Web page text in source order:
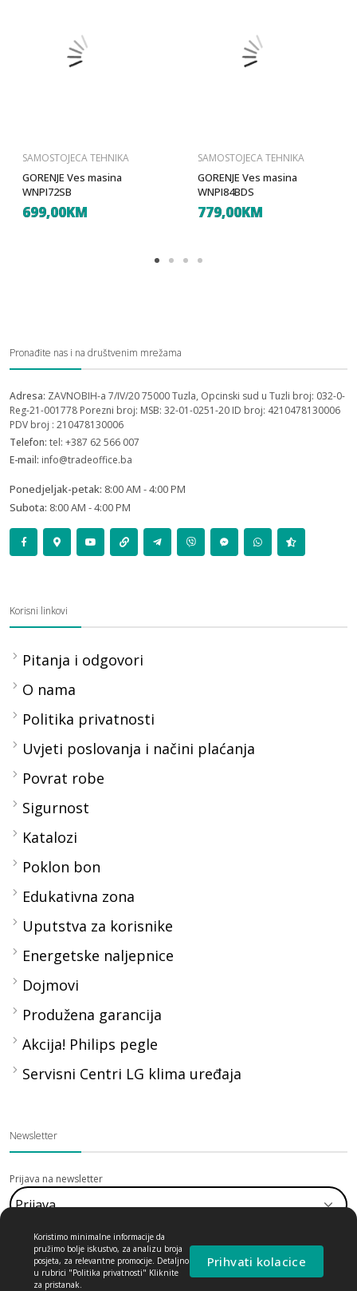
SAMOSTOJECA TEHNIKA
GORENJE Ves masina
WNPI72SB
699,00KM
SAMOSTOJECA TEHNIKA
GORENJE Ves masina
WNPI84BDS
779,00KM
Pronađite nas i na društvenim mrežama
Adresa: ZAVNOBIH-a 7/IV/20 75000 Tuzla, Opcinski sud u Tuzli broj: 032-0-
Reg-21-001778 Porezni broj: MSB: 32-01-0251-20 ID broj: 4210478130006
PDV broj : 210478130006
Telefon: tel: +387 62 566 007
E-mail: info@tradeoffice.ba
Ponedjeljak-petak: 8:00 AM - 4:00 PM
Subota: 8:00 AM - 4:00 PM
Korisni linkovi
Pitanja i odgovori
O nama
Politika privatnosti
Uvjeti poslovanja i načini plaćanja
Povrat robe
Sigurnost
Katalozi
Poklon bon
Edukativna zona
Uputstva za korisnike
Energetske naljepnice
Dojmovi
Produžena garancija
Akcija! Philips pegle
Servisni Centri LG klima uređaja
Newsletter
Prijava na newsletter
Pretplatite se na nas Newsletter kako biste primali ponude, najnovije
Koristimo minimalne informacije da
pružimo bolje iskustvo, za analizu broja
posjeta, za relevantne promocije. Detaljno
u rubrici "Politika privatnosti" Kliknite
za pristanak.
Prihvati kolacice